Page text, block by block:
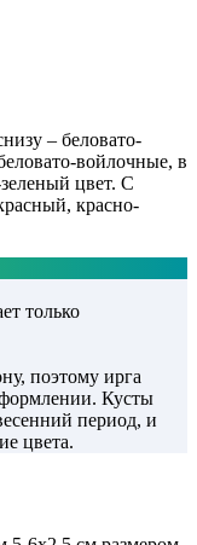
– беловато-
войлочные, в
цвет. С
красно-
только
поэтому ирга
Кусты
период, и
цвета.